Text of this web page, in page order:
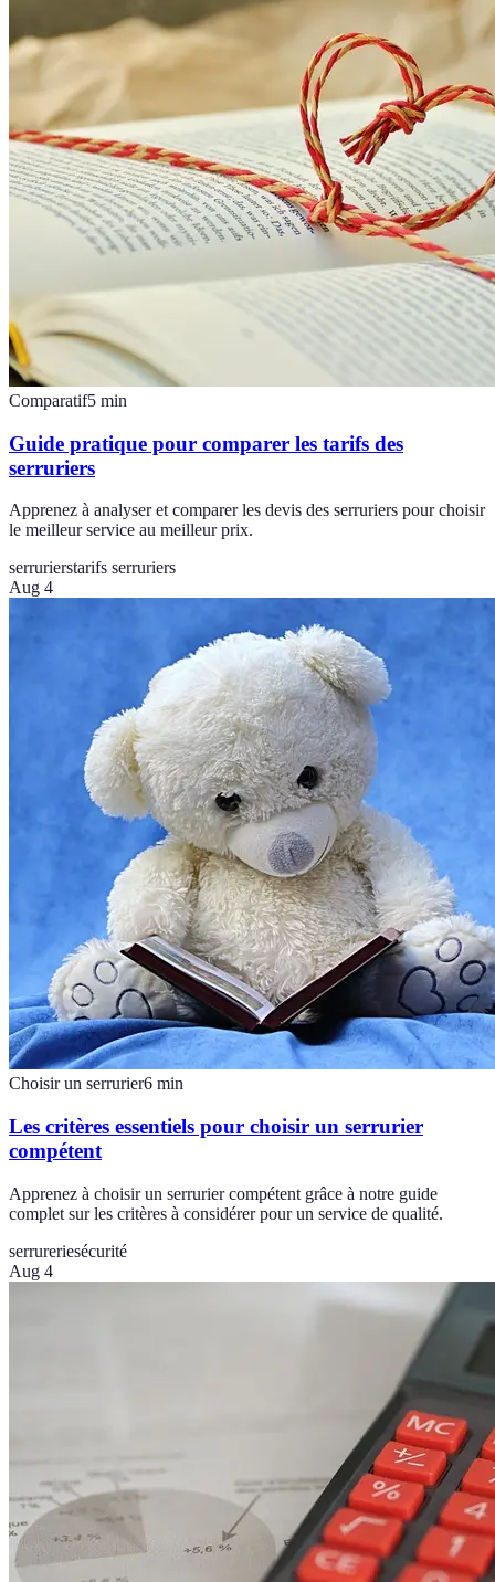
Comparatif5 min
Guide pratique pour comparer les tarifs des
serruriers
Apprenez à analyser et comparer les devis des serruriers pour choisir
le meilleur service au meilleur prix.
serrurierstarifs serruriers
Aug 4
Choisir un serrurier6 min
Les critères essentiels pour choisir un serrurier
compétent
Apprenez à choisir un serrurier compétent grâce à notre guide
complet sur les critères à considérer pour un service de qualité.
serrureriesécurité
Aug 4